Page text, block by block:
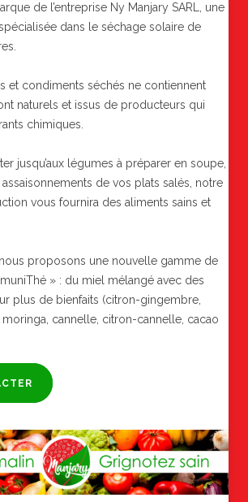
de l’entreprise Ny Manjary SARL, une
dans le séchage solaire de
et condiments séchés ne contiennent
naturels et issus de producteurs qui
chimiques.
jusqu’aux légumes à préparer en soupe,
de vos plats salés, notre
vous fournira des aliments sains et
proposons une nouvelle gamme de
» : du miel mélangé avec des
plus de bienfaits (citron-gingembre,
cannelle, citron-cannelle, cacao